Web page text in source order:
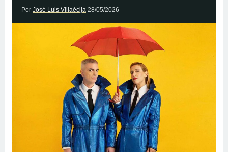
Por José Luis Villaécija 28/05/2026